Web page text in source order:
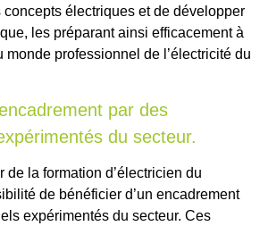
électriques et de développer
les préparant ainsi efficacement à
monde professionnel de l’électricité du
par des
du secteur.
de la formation d’électricien du
de bénéficier d’un encadrement
expérimentés du secteur. Ces